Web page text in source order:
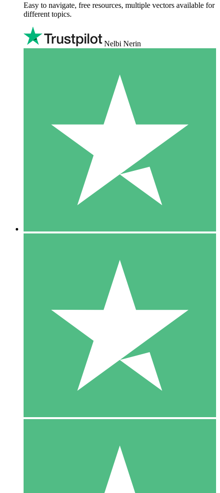
Easy to navigate, free resources, multiple vectors available for
different topics.
Nelbi Nerin